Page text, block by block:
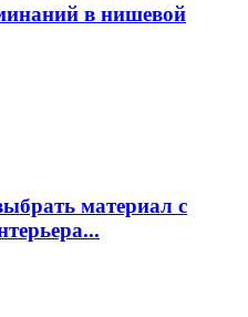
в нишевой
материал с